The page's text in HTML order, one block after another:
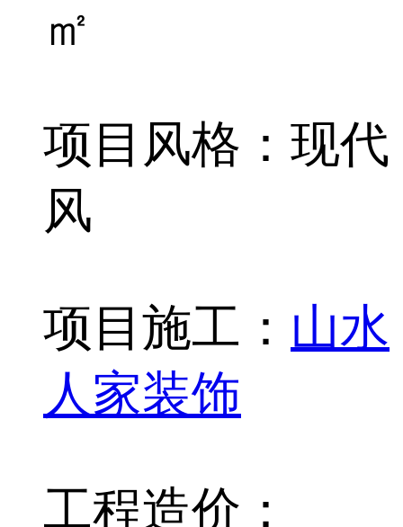
㎡
项目风格：现代
风
项目施工： 山水
人家装饰
工程造价：